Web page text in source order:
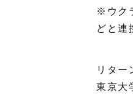
※ウク
どと連
リター
東京大